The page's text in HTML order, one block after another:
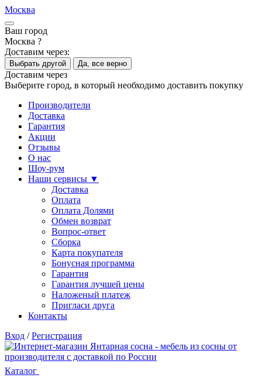
Москва
Ваш город
Москва ?
Доставим через:
Выбрать другой Да, все верно
Доставим через
Выберите город, в который необходимо доставить покупку
Производители
Доставка
Гарантия
Акции
Отзывы
О нас
Шоу-рум
Наши сервисы ▼
Доставка
Оплата
Оплата Долями
Обмен возврат
Вопрос-ответ
Сборка
Карта покупателя
Бонусная программа
Гарантия
Гарантия лучшей цены
Наложеный платеж
Пригласи друга
Контакты
Вход / Регистрация
Каталог